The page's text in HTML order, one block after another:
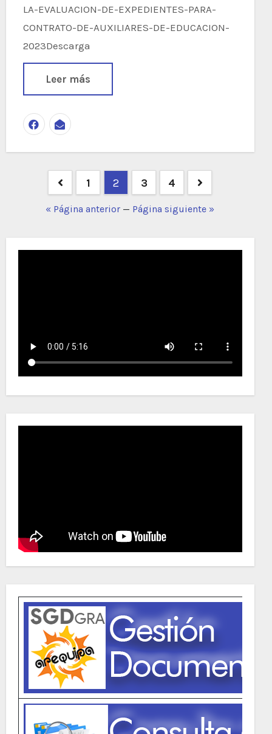
LA-EVALUACION-DE-EXPEDIENTES-PARA-
CONTRATO-DE-AUXILIARES-DE-EDUCACION-
2023Descarga
Leer más
Navegación
entradas
1 2 3 4
« Página anterior — Página siguiente »